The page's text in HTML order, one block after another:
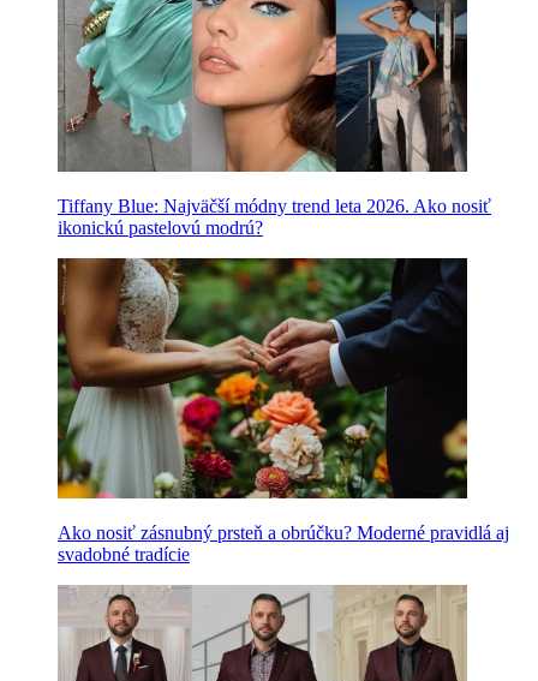
Tiffany Blue: Najväčší módny trend leta 2026. Ako nosiť
ikonickú pastelovú modrú?
Ako nosiť zásnubný prsteň a obrúčku? Moderné pravidlá aj
svadobné tradície